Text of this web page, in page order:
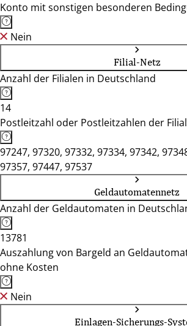
Konto mit sonstigen besonderen
Nein
Filial-Netz
Anzahl der Filialen in Deutschland
14
Postleitzahl oder Postleitzahlen der
97247, 97320, 97332, 97334, 97342,
97357, 97447, 97537
Geldautomatennetz
Anzahl der Geldautomaten in
13781
Auszahlung von Bargeld an
ohne Kosten
Nein
Einlagen-Sicherungs-